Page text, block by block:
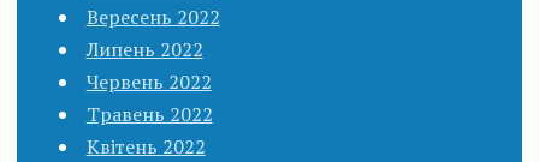
Вересень 2022
Липень 2022
Червень 2022
Травень 2022
Квітень 2022